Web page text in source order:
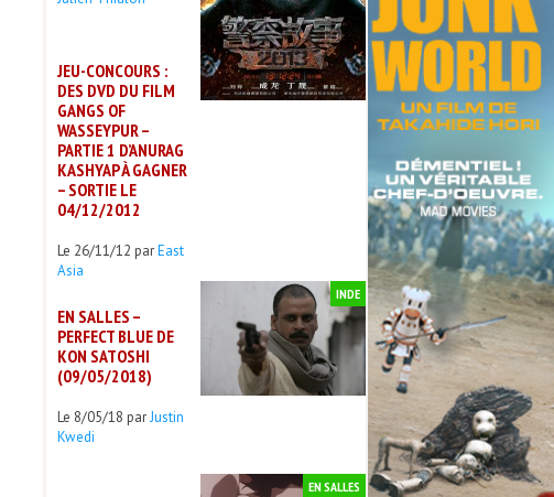
JEU-CONCOURS :
DES DVD DU FILM
GANGS OF
WASSEYPUR –
PARTIE 1 D’ANURAG
KASHYAP À GAGNER
– SORTIE LE
04/12/2012
Le 26/11/12 parEast
Asia
INDE
EN SALLES –
PERFECT BLUE DE
KON SATOSHI
(09/05/2018)
Le 8/05/18 parJustin
Kwedi
EN SALLES